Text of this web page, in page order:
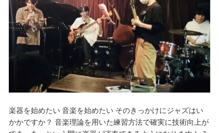
楽器を始めたい 音楽を始めたい そのきっかけにジャズはい
かかですか？ 音楽理論を用いた練習方法で確実に技術向上が